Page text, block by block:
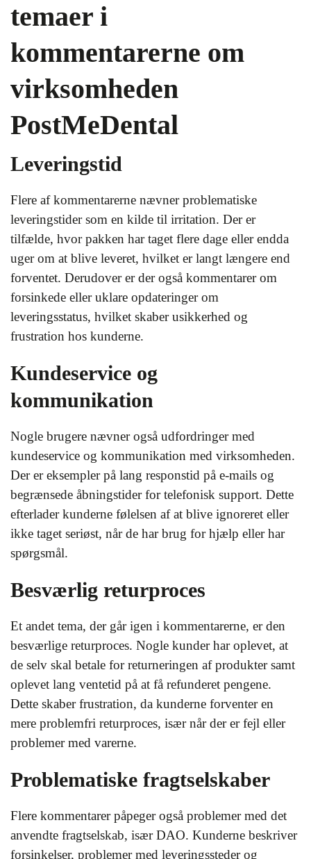
temaer i
kommentarerne om
virksomheden
PostMeDental
Leveringstid
Flere af kommentarerne nævner problematiske
leveringstider som en kilde til irritation. Der er
tilfælde, hvor pakken har taget flere dage eller endda
uger om at blive leveret, hvilket er langt længere end
forventet. Derudover er der også kommentarer om
forsinkede eller uklare opdateringer om
leveringsstatus, hvilket skaber usikkerhed og
frustration hos kunderne.
Kundeservice og
kommunikation
Nogle brugere nævner også udfordringer med
kundeservice og kommunikation med virksomheden.
Der er eksempler på lang responstid på e-mails og
begrænsede åbningstider for telefonisk support. Dette
efterlader kunderne følelsen af at blive ignoreret eller
ikke taget seriøst, når de har brug for hjælp eller har
spørgsmål.
Besværlig returproces
Et andet tema, der går igen i kommentarerne, er den
besværlige returproces. Nogle kunder har oplevet, at
de selv skal betale for returneringen af produkter samt
oplevet lang ventetid på at få refunderet pengene.
Dette skaber frustration, da kunderne forventer en
mere problemfri returproces, især når der er fejl eller
problemer med varerne.
Problematiske fragtselskaber
Flere kommentarer påpeger også problemer med det
anvendte fragtselskab, især DAO. Kunderne beskriver
forsinkelser, problemer med leveringssteder og